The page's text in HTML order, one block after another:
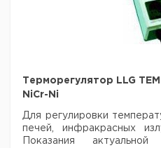
Терморегулятор LLG TEMPAT®-D Pt100, Fe-CuNi,
NiCr-Ni
Для регулировки температуры
печей, инфракрасных
Показания